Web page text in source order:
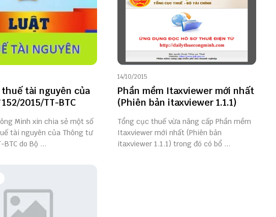
tài nguyên của
2015/TT-BTC
Minh xin chia sẻ một số
tài nguyên của Thông tư
do Bộ ...
14/10/2015
Phần mềm Itaxviewer mới nhất
(Phiên bản itaxviewer 1.1.1)
Tổng cục thuế vừa nâng cấp Phần mềm
Itaxviewer mới nhất (Phiên bản
itaxviewer 1.1.1) trong đó có bổ ...